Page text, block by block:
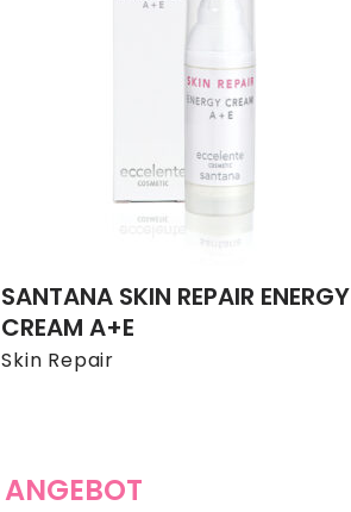
Skin Repair
SANTANA SKIN REPAIR ENERGY
CREAM A+E
ANGEBOT